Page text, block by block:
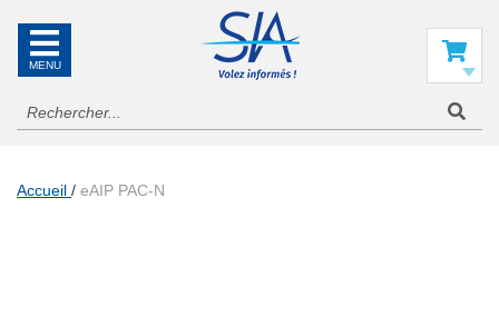
Accueil eAIP PAC-N